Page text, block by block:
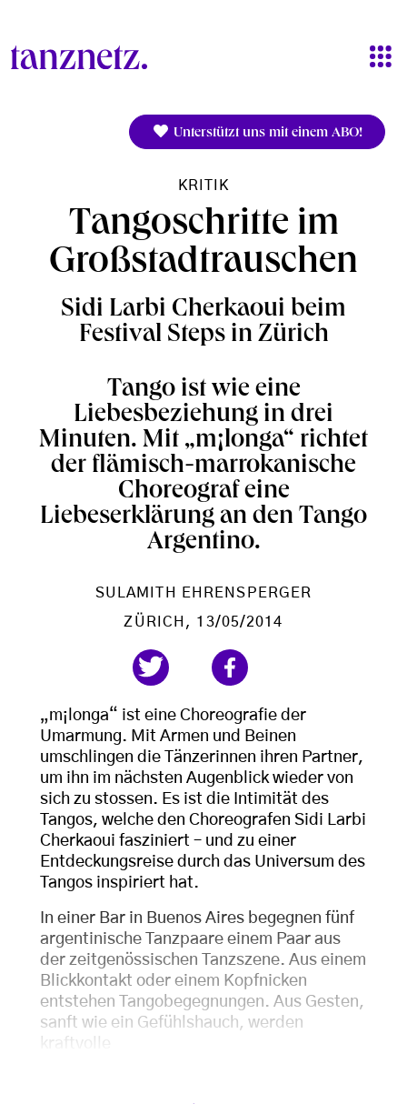
Unterstützt uns mit einem ABO!
KRITIK
Tangoschritte im
Großstadtrauschen
Sidi Larbi Cherkaoui beim
Festival Steps in Zürich
Tango ist wie eine
Liebesbeziehung in drei
Minuten. Mit „m¡longa“ richtet
der flämisch-marrokanische
Choreograf eine
Liebeserklärung an den Tango
Argentino.
SULAMITH EHRENSPERGER
ZÜRICH , 13/05/2014
„m¡longa“ ist eine Choreografie der
Umarmung. Mit Armen und Beinen
umschlingen die Tänzerinnen ihren Partner,
um ihn im nächsten Augenblick wieder von
sich zu stossen. Es ist die Intimität des
Tangos, welche den Choreografen Sidi Larbi
Cherkaoui fasziniert – und zu einer
Entdeckungsreise durch das Universum des
Tangos inspiriert hat.
In einer Bar in Buenos Aires begegnen fünf
argentinische Tanzpaare einem Paar aus
der zeitgenössischen Tanzszene. Aus einem
Blickkontakt oder einem Kopfnicken
entstehen Tangobegegnungen. Aus Gesten,
sanft wie ein Gefühlshauch, werden
kraftvolle